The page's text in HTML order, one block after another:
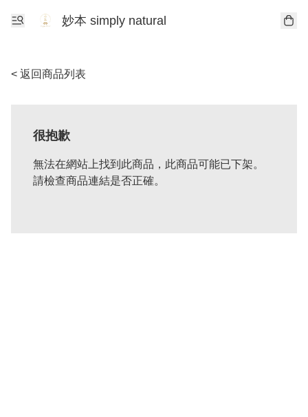
妙本 simply natural
< 返回商品列表
很抱歉
無法在網站上找到此商品，此商品可能已下架。
請檢查商品連結是否正確。